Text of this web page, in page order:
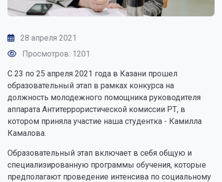
28 апреля 2021
Просмотров: 1201
С 23 по 25 апреля 2021 года в Казани прошел
образовательный этап в рамках конкурса на
должность молодежного помощника руководителя
аппарата Антитеррористической комиссии РТ, в
котором приняла участие наша студентка - Камилла
Камалова.
Образовательный этап включает в себя общую и
специализированную программы обучения, которые
предполагают проведение интенсива по социальному